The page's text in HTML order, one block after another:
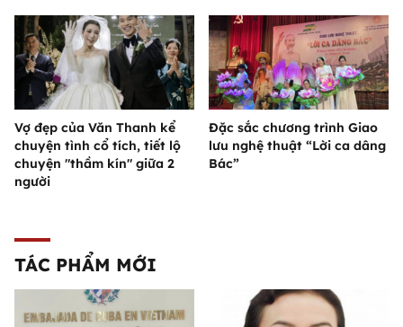
Vợ đẹp của Văn Thanh kể
chuyện tình cổ tích, tiết lộ
chuyện "thầm kín" giữa 2
người
Đặc sắc chương trình Giao
lưu nghệ thuật “Lời ca dâng
Bác”
TÁC PHẨM MỚI